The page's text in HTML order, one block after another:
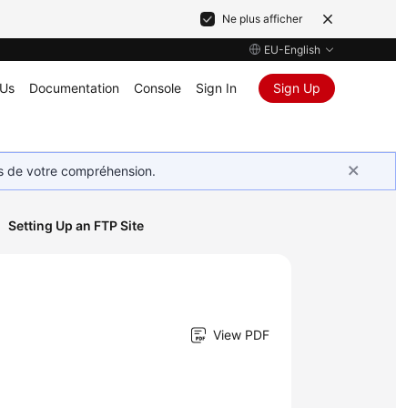
Ne plus afficher
EU-English
Documentation Console Sign In Sign Up
de votre compréhension.
Setting Up an FTP Site
View PDF